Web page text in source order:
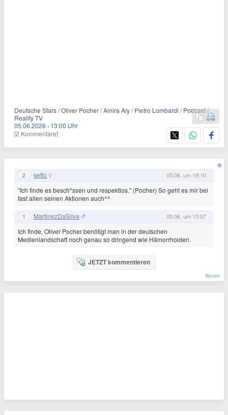
Deutsche Stars / Oliver Pocher / Amira Aly / Pietro Lombardi / Podcast /
Reality TV
05.06.2026 · 13:00 Uhr
[2 Kommentare]
2 setto 05.06. um 19:10
"Ich finde es besch*ssen und respektlos." (Pocher) So geht es mir bei
fast allen seinen Aktionen auch^^
1 MartinezDaSilva 05.06. um 15:07
Ich finde, Oliver Pocher benötigt man in der deutschen
Medienlandschaft noch genau so dringend wie Hämorrhoiden.
JETZT kommentieren
forum